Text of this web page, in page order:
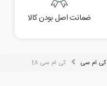
ضمانت اصل بودن کالا
کی ام سی کی ام سی t8